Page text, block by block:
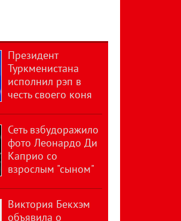
Президент
Туркменистана
исполнил рэп в
честь своего коня
Сеть взбудоражило
фото Леонардо Ди
Каприо со
взрослым "сыном"
Виктория Бекхэм
объявила о